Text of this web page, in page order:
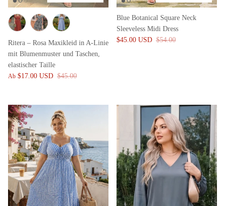
Ritera – Rosa Maxikleid in A-Linie
mit Blumenmuster und Taschen,
elastischer Taille
Ab $17.00 USD $45.00
Blue Botanical Square Neck
Sleeveless Midi Dress
$45.00 USD $54.00